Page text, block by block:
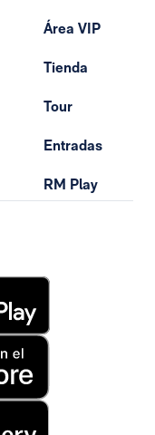
Área VIP
Tienda
Tour
Entradas
RM Play